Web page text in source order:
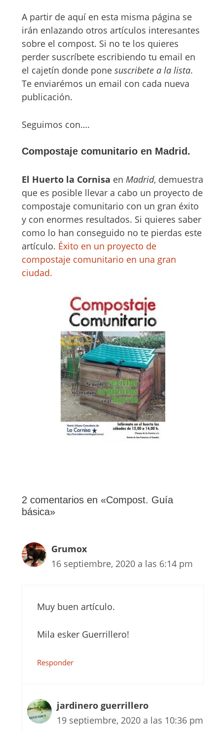
A partir de aquí en esta misma página se
irán enlazando otros artículos interesantes
sobre el compost. Si no te los quieres
perder suscríbete escribiendo tu email en
el cajetín donde pone suscribete a la lista.
Te enviarémos un email con cada nueva
publicación.
Seguimos con….
Compostaje comunitario en Madrid.
El Huerto la Cornisa en Madrid, demuestra
que es posible llevar a cabo un proyecto de
compostaje comunitario con un gran éxito
y con enormes resultados. Si quieres saber
como lo han conseguido no te pierdas este
artículo. Éxito en un proyecto de
compostaje comunitario en una gran
ciudad.
2 comentarios en «Compost. Guía
básica»
Grumox
16 septiembre, 2020 a las 6:14 pm
Muy buen artículo.
Mila esker Guerrillero!
Responder
jardinero guerrillero
19 septiembre, 2020 a las 10:36 pm